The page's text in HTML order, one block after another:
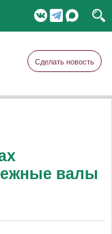
Сделать новость
валы